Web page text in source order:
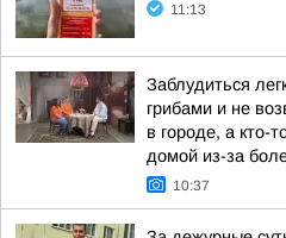
11:13
Заблудиться
грибами и не
в городе, а кто-
домой из-за
10:37